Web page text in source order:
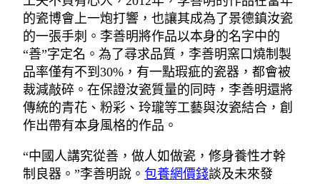
的瓷博會上一炮打響，也讓其成為了景德鎮汝瓷
的一張手刺。李善明將作品以本身的名字中的
“善”字定名。為了尋求品質，李善明窯口燒制製
品率僅有不到30%，有一點瑕疵的瓷器，都會被
裁減敲碎。在保證汝瓷質量的同時，李善明還將
傳統的青花、粉彩、玲瓏等工藝與汝瓷結合，創
作出帶有本身風格的作品。
“中國人講究從善，做人如做瓷，修身養性才幹
制良器。”李善明說。 包養網價錢談及未來發